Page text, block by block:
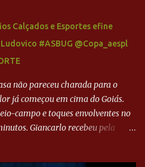
Calçados e Esportes efine
#ASBUG @Copa_aespl
não pareceu charada para o
já começou em cima do Goiás.
campo e toques envolventes no
Giancarlo recebeu pela